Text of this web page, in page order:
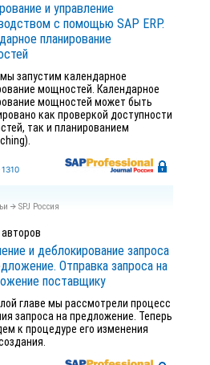
и управление
с помощью SAP ERP.
планирование
запустим календарное
мощностей. Календарное
мощностей может быть
как проверкой доступности
так и планированием
1310
SPJ Россия
авторов
и деблокирование запроса
Отправка запроса на
поставщику
главе мы рассмотрели процесс
запроса на предложение. Теперь
к процедуре его изменения